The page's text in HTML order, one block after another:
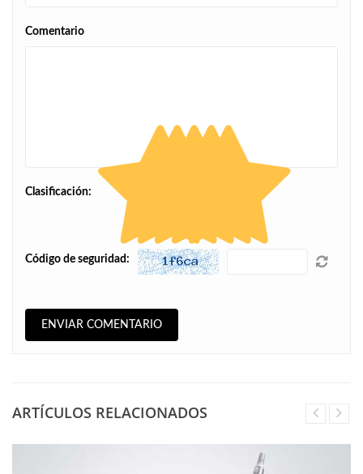
Comentario
Clasificación:
Código de seguridad:
ARTÍCULOS RELACIONADOS